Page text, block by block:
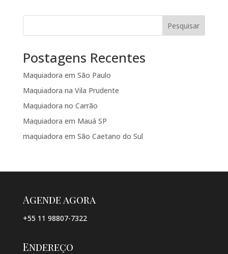
Pesquisar
Postagens Recentes
Maquiadora em São Paulo
Maquiadora na Vila Prudente
Maquiadora no Carrão
Maquiadora em Mauá SP
maquiadora em São Caetano do Sul
Agende agora
+55 11 98807-7322
Endereço